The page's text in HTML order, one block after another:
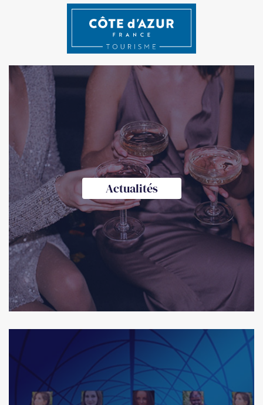
Actualités